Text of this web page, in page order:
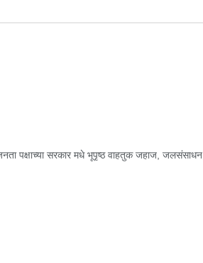
पक्षाच्या सरकार मधे भूपृष्ठ वाहतुक जहाज, जलसंसाधन,